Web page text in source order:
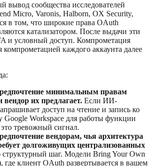
вывод сообщества исследователей
Micro, Varonis, Halborn, OX Security,
в том, что широкие права OAuth
катализатором. После выдачи эти
и условный доступ. Компрометация
компрометацией каждого аккаунта далее
минимальным правам
вендор их предлагает. Если ИИ-
доступ на чтение и запись ко
Google Workspace для работы функции
тревожный сигнал.
вендорам, чья архитектура
долгоживущих централизованных
структурный шаг. Модели Bring Your Own
клиент OAuth развертывается в вашем